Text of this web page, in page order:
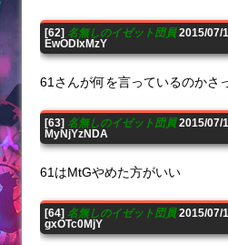
[62] 名無しのイゼット団員2015/07/
EwODIxMzY
61さんが何を言っているのかさ
[63] 名無しのイゼット団員2015/07/
MyNjYzNDA
61はMtGやめた方がいい
[64] 名無しのイゼット団員2015/07/
gxOTc0MjY